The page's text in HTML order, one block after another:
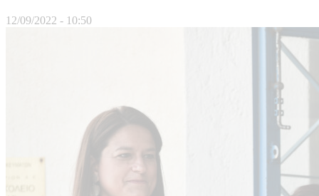
12/09/2022 - 10:50